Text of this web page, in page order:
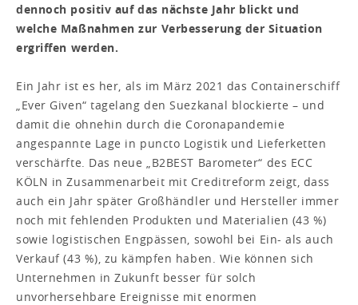
dennoch positiv auf das nächste Jahr blickt und
welche Maßnahmen zur Verbesserung der Situation
ergriffen werden.
Ein Jahr ist es her, als im März 2021 das Containerschiff
„Ever Given“ tagelang den Suezkanal blockierte – und
damit die ohnehin durch die Coronapandemie
angespannte Lage in puncto Logistik und Lieferketten
verschärfte. Das neue „B2BEST Barometer“ des ECC
KÖLN in Zusammenarbeit mit Creditreform zeigt, dass
auch ein Jahr später Großhändler und Hersteller immer
noch mit fehlenden Produkten und Materialien (43 %)
sowie logistischen Engpässen, sowohl bei Ein- als auch
Verkauf (43 %), zu kämpfen haben. Wie können sich
Unternehmen in Zukunft besser für solch
unvorhersehbare Ereignisse mit enormen